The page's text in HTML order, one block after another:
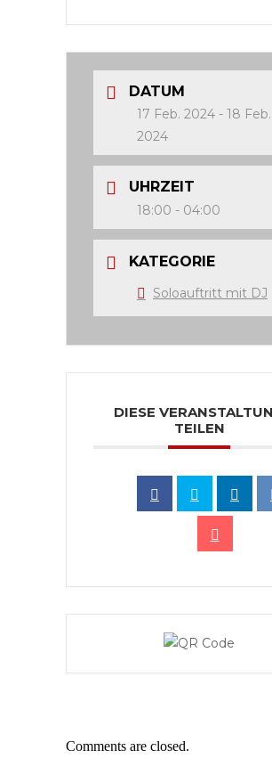
DATUM
17 Feb. 2024 - 18 Feb.
2024
UHRZEIT
18:00 - 04:00
KATEGORIE
Soloauftritt mit DJ
DIESE
TEILEN
Comments are closed.